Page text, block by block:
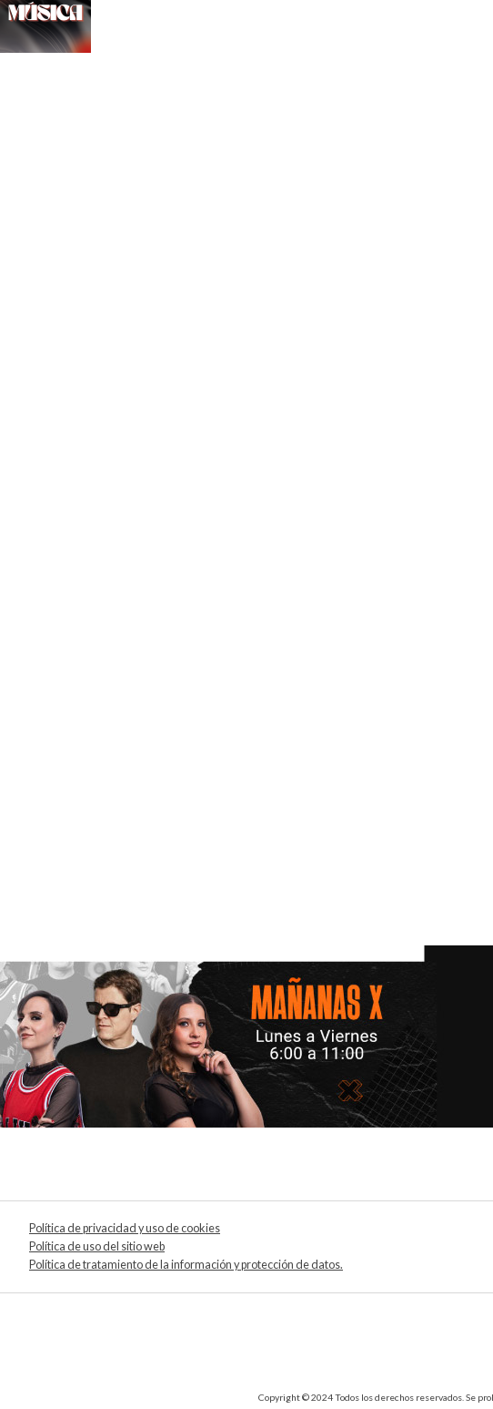
Política de privacidad y uso de cookies
Política de uso del sitio web
Política de tratamiento de la información y protección de datos.
Copyright © 2024 Todos los derechos reservados. Se